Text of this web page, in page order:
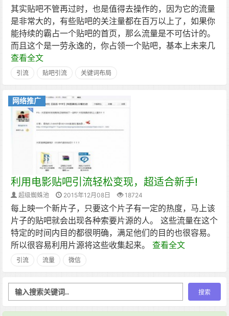
其实贴吧不管再过时，也是值得去操作的，因为它的流量
是非常大的，有些贴吧的关注量都在百万以上了，如果你
能持续的霸占一个贴吧的首页，那么流量是不可估计的。
而且这个是一劳永逸的，你占领一个贴吧，基本上未来几
查看全文
引流 贴吧引流 关键词布局
网络推广
利用电影贴吧引流轻松变现，超适合新手!
超级蜘蛛池 2015年12月08日 18724
每上映一个新片子，只要这个片子有一定的热度，马上该
片子的贴吧就会出现各种索要片源的人。 这些流量在这个
特定的时间内目的都很明确，满足他们的目的也很容易。
所以很容易利用片源将这些收集起来。 查看全文
引流 流量 微信